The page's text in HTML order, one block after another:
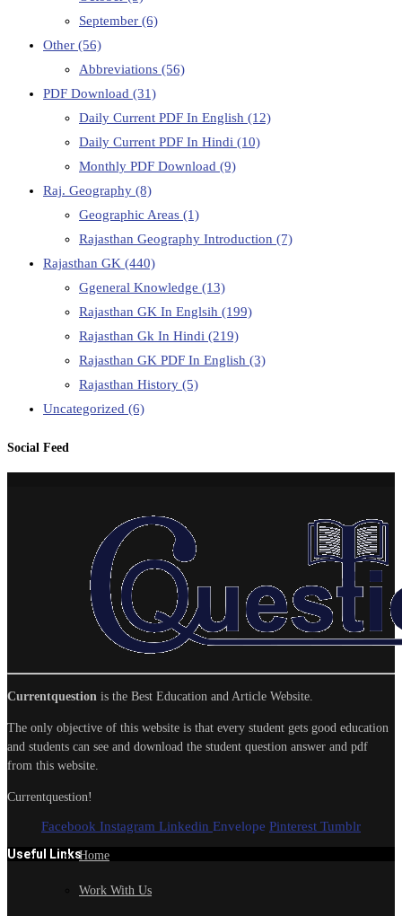
September (6)
Other (56)
Abbreviations (56)
PDF Download (31)
Daily Current PDF In English (12)
Daily Current PDF In Hindi (10)
Monthly PDF Download (9)
Raj. Geography (8)
Geographic Areas (1)
Rajasthan Geography Introduction (7)
Rajasthan GK (440)
Ggeneral Knowledge (13)
Rajasthan GK In Englsih (199)
Rajasthan Gk In Hindi (219)
Rajasthan GK PDF In English (3)
Rajasthan History (5)
Uncategorized (6)
Social Feed
Currentquestion is the Best Education and Article Website.
The only objective of this website is that every student gets good education
and students can see and download the student question answer and pdf
from this website.
Currentquestion!
Facebook Instagram Linkedin Envelope Pinterest Tumblr
Useful LinksHome
Work With Us